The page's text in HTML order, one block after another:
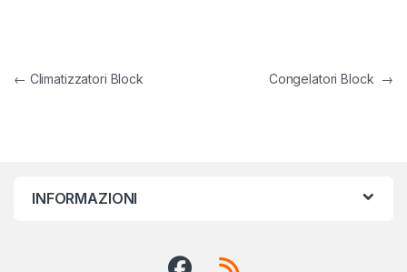
Navigazione articoli
← Climatizzatori Block Congelatori Block →
INFORMAZIONI